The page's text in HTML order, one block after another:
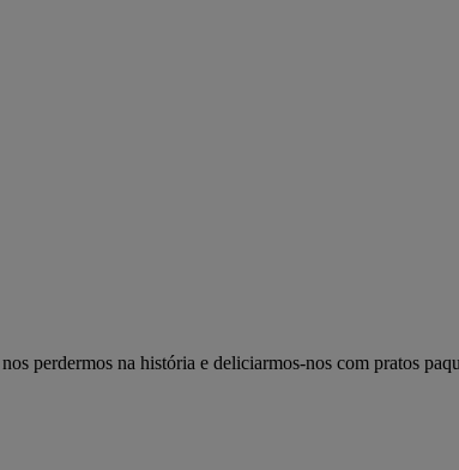
perdermos na história e deliciarmos-nos com pratos